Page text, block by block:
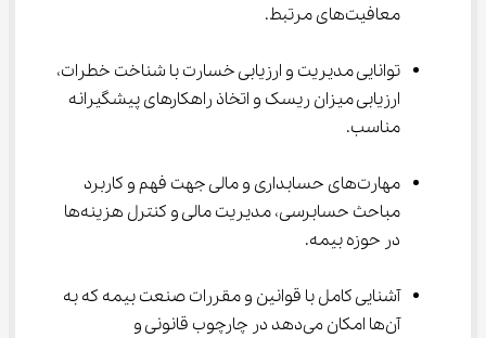
معافیت‌های مرتبط.
توانایی مدیریت و ارزیابی خسارت با شناخت خطرات،
ارزیابی میزان ریسک و اتخاذ راهکارهای پیشگیرانه
مناسب.
مهارت‌های حسابداری و مالی جهت فهم و کاربرد
مباحث حسابرسی، مدیریت مالی و کنترل هزینه‌ها
در حوزه بیمه.
آشنایی کامل با قوانین و مقررات صنعت بیمه که به
آن‌ها امکان می‌دهد در چارچوب قانونی و